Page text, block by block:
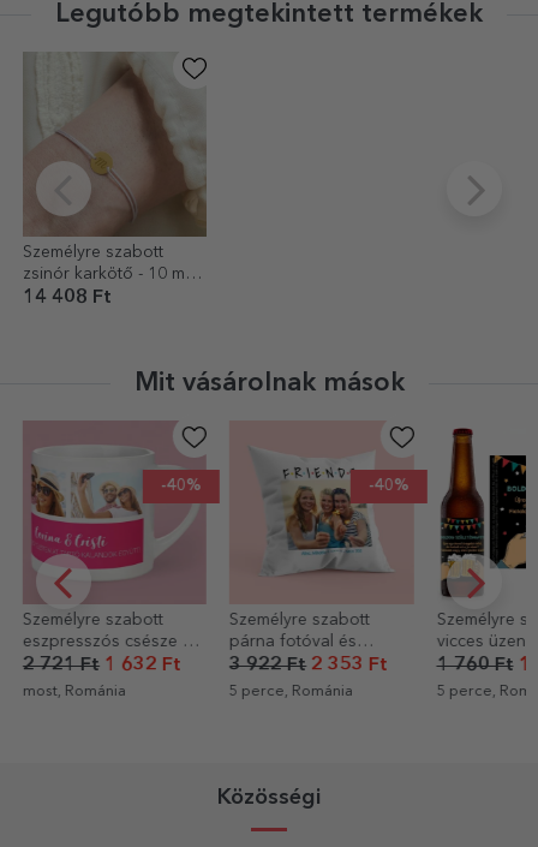
Legutóbb megtekintett termékek
Személyre szabott
zsinór karkötő - 10 mm-
es gyöngy - 14 karátos
14 408 Ft
Mit vásárolnak mások
-40%
Személyre szabott
eszpresszós csésze 3
fotóval és szöveggel
2 721 Ft1 632 Ft
most, Románia
-40%
Személyre szabott
párna fotóval és
üzenettel – FRIENDS
3 922 Ft2 353 Ft
5 perce, Románia
Személyre
vicces
Boldog
1 760 Ft1
5 perce,
Közösségi